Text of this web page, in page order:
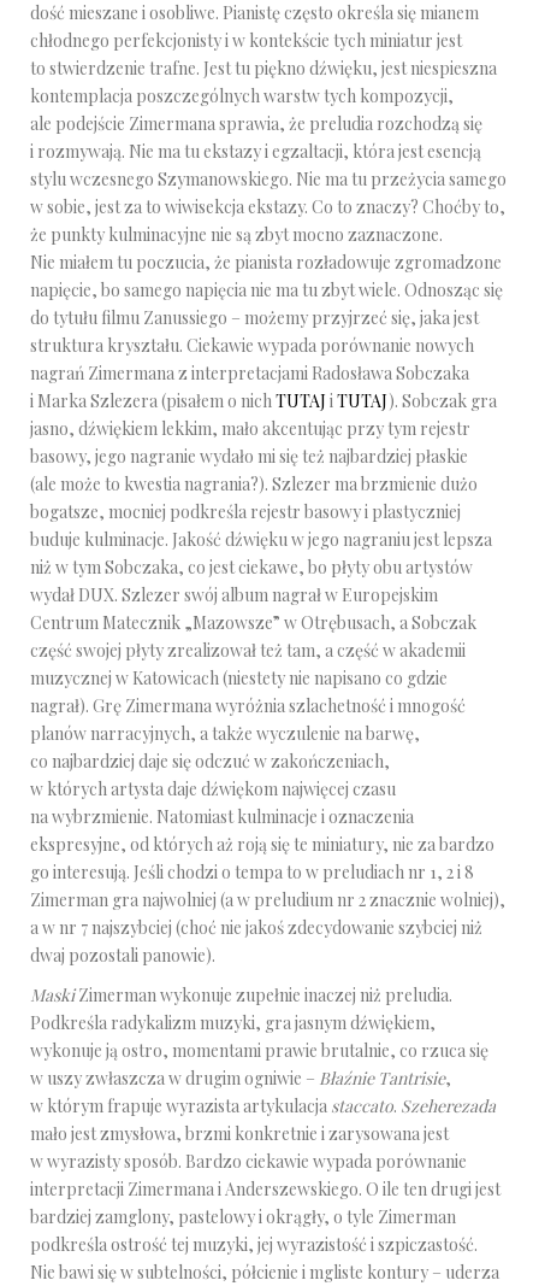
dość mieszane i osobliwe. Pianistę często określa się mianem
chłodnego perfekcjonisty i w kontekście tych miniatur jest
to stwierdzenie trafne. Jest tu piękno dźwięku, jest niespieszna
kontemplacja poszczególnych warstw tych kompozycji,
ale podejście Zimermana sprawia, że preludia rozchodzą się
i rozmywają. Nie ma tu ekstazy i egzaltacji, która jest esencją
stylu wczesnego Szymanowskiego. Nie ma tu przeżycia samego
w sobie, jest za to wiwisekcja ekstazy. Co to znaczy? Choćby to,
że punkty kulminacyjne nie są zbyt mocno zaznaczone.
Nie miałem tu poczucia, że pianista rozładowuje zgromadzone
napięcie, bo samego napięcia nie ma tu zbyt wiele. Odnosząc się
do tytułu filmu Zanussiego – możemy przyjrzeć się, jaka jest
struktura kryształu. Ciekawie wypada porównanie nowych
nagrań Zimermana z interpretacjami Radosława Sobczaka
i Marka Szlezera (pisałem o nichTUTAJ iTUTAJ). Sobczak gra
jasno, dźwiękiem lekkim, mało akcentując przy tym rejestr
basowy, jego nagranie wydało mi się też najbardziej płaskie
(ale może to kwestia nagrania?). Szlezer ma brzmienie dużo
bogatsze, mocniej podkreśla rejestr basowy i plastyczniej
buduje kulminacje. Jakość dźwięku w jego nagraniu jest lepsza
niż w tym Sobczaka, co jest ciekawe, bo płyty obu artystów
wydał DUX. Szlezer swój album nagrał w Europejskim
Centrum Matecznik „Mazowsze” w Otrębusach, a Sobczak
część swojej płyty zrealizował też tam, a część w akademii
muzycznej w Katowicach (niestety nie napisano co gdzie
nagrał). Grę Zimermana wyróżnia szlachetność i mnogość
planów narracyjnych, a także wyczulenie na barwę,
co najbardziej daje się odczuć w zakończeniach,
w których artysta daje dźwiękom najwięcej czasu
na wybrzmienie. Natomiast kulminacje i oznaczenia
ekspresyjne, od których aż roją się te miniatury, nie za bardzo
go interesują. Jeśli chodzi o tempa to w preludiach nr 1, 2 i 8
Zimerman gra najwolniej (a w preludium nr 2 znacznie wolniej),
a w nr 7 najszybciej (choć nie jakoś zdecydowanie szybciej niż
dwaj pozostali panowie).
MaskiZimerman wykonuje zupełnie inaczej niż preludia.
Podkreśla radykalizm muzyki, gra jasnym dźwiękiem,
wykonuje ją ostro, momentami prawie brutalnie, co rzuca się
w uszy zwłaszcza w drugim ogniwie – Błaźnie Tantrisie,
w którym frapuje wyrazista artykulacja staccato. Szeherezada
mało jest zmysłowa, brzmi konkretnie i zarysowana jest
w wyrazisty sposób. Bardzo ciekawie wypada porównanie
interpretacji Zimermana i Anderszewskiego. O ile ten drugi jest
bardziej zamglony, pastelowy i okrągły, o tyle Zimerman
podkreśla ostrość tej muzyki, jej wyrazistość i szpiczastość.
Nie bawi się w subtelności, półcienie i mgliste kontury – uderza